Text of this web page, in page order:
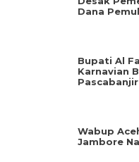
Dana
Bupati Al
Karnavian
Pascabanjir
Wabup
Jambore